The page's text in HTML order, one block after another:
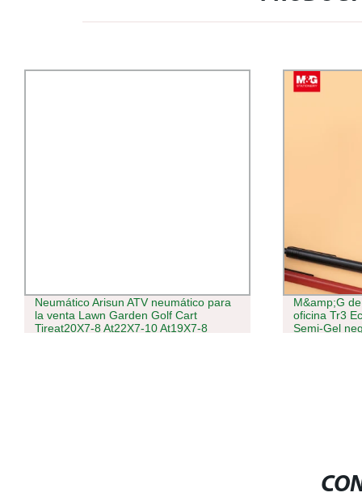
Neumático Arisun ATV neumático para
la venta Lawn Garden Golf Cart
Tireat20X7-8 At22X7-10 At19X7-8
M&amp;G
oficina Tr3
Semi-Gel